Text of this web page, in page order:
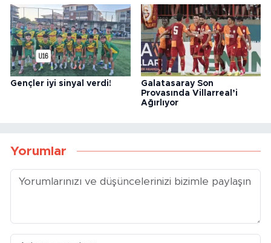
Gençler iyi sinyal verdi!
Galatasaray Son
Provasında Villarreal’i
Ağırlıyor
Yorumlar